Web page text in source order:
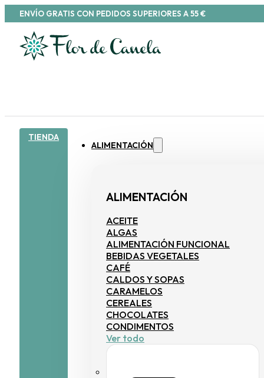
ENVÍO GRATIS CON PEDIDOS SUPERIORES A 55 €
TIENDA
ALIMENTACIÓN
ALIMENTACIÓN
ACEITE
ALGAS
ALIMENTACIÓN FUNCIONAL
BEBIDAS VEGETALES
CAFÉ
CALDOS Y SOPAS
CARAMELOS
CEREALES
CHOCOLATES
CONDIMENTOS
Ver todo